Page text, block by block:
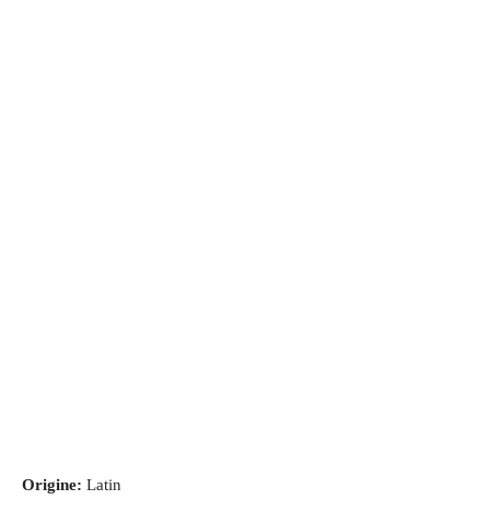
Origine: Latin